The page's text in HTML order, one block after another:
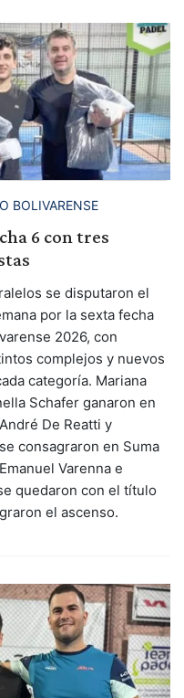
BOLIVARENSE
6 con tres
se disputaron el
por la sexta fecha
2026, con
complejos y nuevos
categoría. Mariana
Schafer ganaron en
De Reatti y
consagraron en Suma
Varenna e
quedaron con el título
el ascenso.